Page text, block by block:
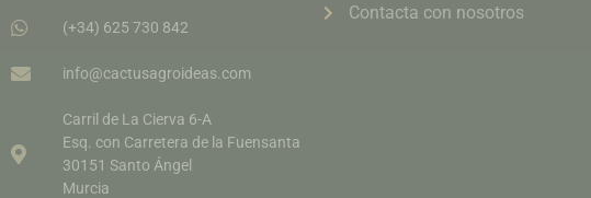
(+34) 625 730 842
info@cactusagroideas.com
Carril de La Cierva 6-A
Esq. con Carretera de la Fuensanta
30151 Santo Ángel
Murcia
Contacta con nosotros